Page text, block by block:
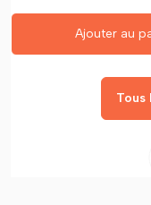
Ajouter au
Tous